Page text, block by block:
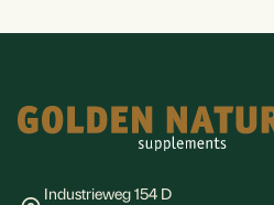
Industrieweg 154 D